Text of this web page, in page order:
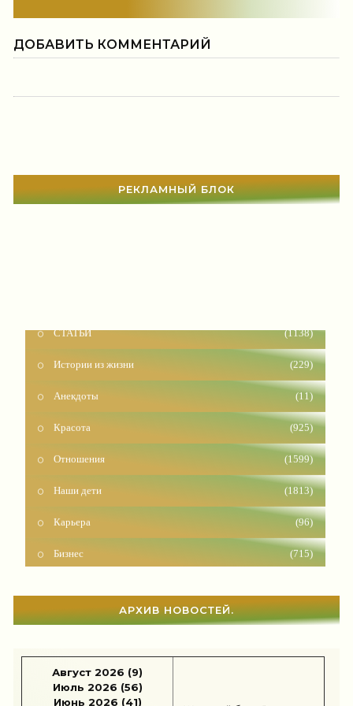
ДОБАВИТЬ КОММЕНТАРИЙ
РЕКЛАМНЫЙ БЛОК
Рецепты (495)
Шоппинг (47)
Диеты (1205)
Отдых (110)
Здоровье
АРХИВ НОВОСТЕЙ.
Август 2026 (9)
Июль 2026 (56)
Июнь 2026 (41)